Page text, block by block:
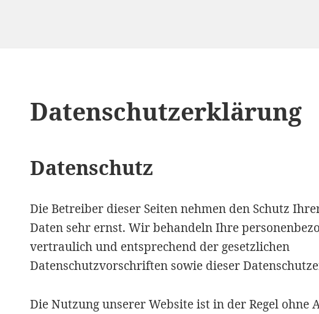
Datenschutzerklärung
Datenschutz
Die Betreiber dieser Seiten nehmen den Schutz
Daten sehr ernst. Wir behandeln Ihre
vertraulich und entsprechend der gesetzlichen
Datenschutzvorschriften sowie dieser
Die Nutzung unserer Website ist in der Regel ohne